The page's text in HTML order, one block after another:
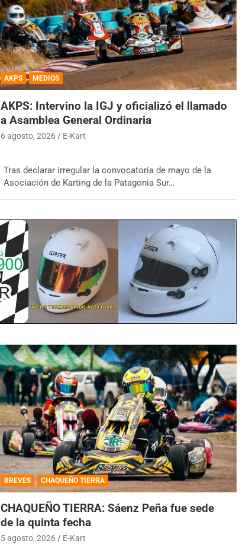
AKPS MEDIOS
AKPS: Intervino la IGJ y oficializó el llamado
a Asamblea General Ordinaria
6 agosto, 2026 E-Kart
Tras declarar irregular la convocatoria de mayo de la
Asociación de Karting de la Patagonia Sur…
BREVES CHAQUEÑO TIERRA
CHAQUEÑO TIERRA: Sáenz Peña fue sede
de la quinta fecha
5 agosto, 2026 E-Kart